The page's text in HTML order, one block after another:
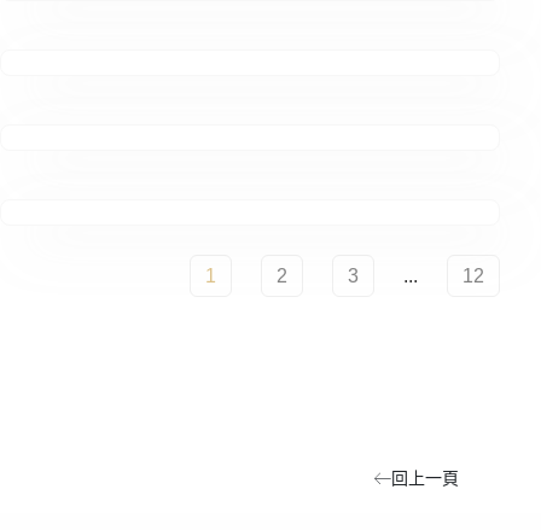
1 2 3 ... 12
回上一頁